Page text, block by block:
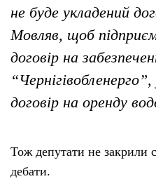
не буде укладений
Мовляв, щоб
договір на
договір на оренду
Тож депутати не закрили
дебати.